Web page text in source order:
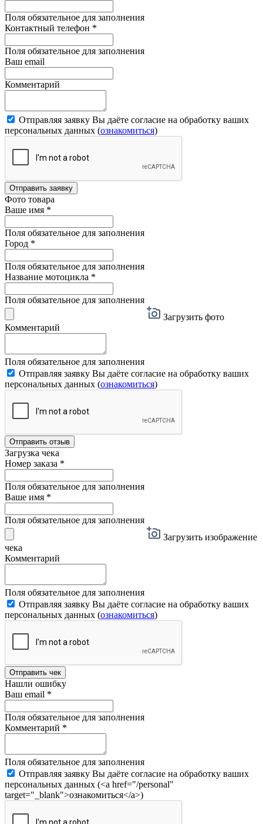
Поля обязательное для заполнения
Контактный телефон *
Поля обязательное для заполнения
Ваш email
Комментарий
Отправляя заявку Вы даёте согласие на обработку ваших
персональных данных (ознакомиться)
Отправить заявку
Фото товара
Ваше имя *
Поля обязательное для заполнения
Город *
Поля обязательное для заполнения
Название мотоцикла *
Поля обязательное для заполнения
Загрузить фото
Комментарий
Поля обязательное для заполнения
Отправляя заявку Вы даёте согласие на обработку ваших
персональных данных (ознакомиться)
Отправить отзыв
Загрузка чека
Номер заказа *
Поля обязательное для заполнения
Ваше имя *
Поля обязательное для заполнения
Загрузить изображение
чека
Комментарий
Поля обязательное для заполнения
Отправляя заявку Вы даёте согласие на обработку ваших
персональных данных (ознакомиться)
Отправить чек
Нашли ошибку
Ваш email *
Поля обязательное для заполнения
Комментарий *
Поля обязательное для заполнения
Отправляя заявку Вы даёте согласие на обработку ваших
персональных данных (<a href="/personal"
target="_blank">ознакомиться</a>)